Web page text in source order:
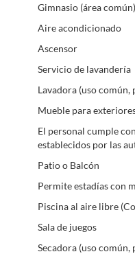
Gimnasio (área común)
Aire acondicionado
Ascensor
Servicio de lavandería
Lavadora (uso común,
Mueble para
El personal cumple
establecidos por las
Patio o Balcón
Permite estadías con
Piscina al aire libre
Sala de juegos
Secadora (uso común,